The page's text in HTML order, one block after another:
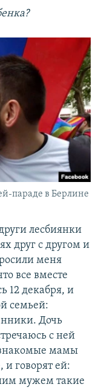
параде в Берлине
лесбиянки
друг с другом и
меня
все вместе
12 декабря, и
семьей:
Дочь
с ней
мамы
и говорят ей:
мужем такие